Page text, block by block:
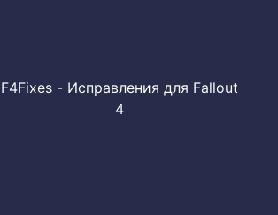
F4Fixes - Исправления для Fallout
4